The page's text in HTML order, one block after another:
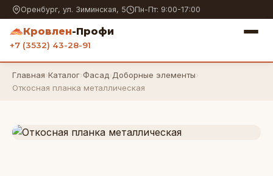
Оренбург, ул. Зиминская, 5 Пн-Пт: 9:00-17:00
Кровлен-Профи
+7 (3532) 43-28-91
Главная›Каталог›Фасад›Доборные элементы›
Откосная планка металлическая